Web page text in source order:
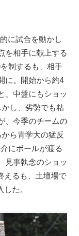
に試合を動かし
を相手に献上する
制するも、相手
に。開始から約4
、中盤にもショッ
かし、劣勢でも粘
、今季のチームの
ら青学大の猛反
にボールが渡る
見事執念のショッ
えるも、土壇場で
た。